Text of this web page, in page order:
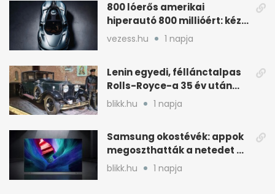
800 lóerős amerikai
hiperautó 800 millióért: kézi
váltóval jön
vezess.hu 1 napja
Lenin egyedi, féllánctalpas
Rolls-Royce-a 35 év után
kijött a garázsból
blikk.hu 1 napja
Samsung okostévék: appok
megoszthatták a netedet a
tudtod nélkül
blikk.hu 1 napja